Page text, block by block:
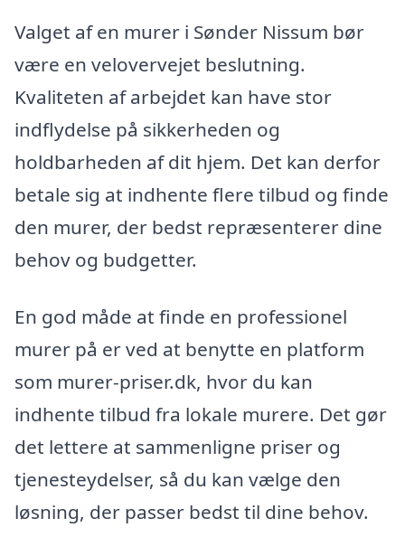
Valget af en murer i Sønder Nissum bør
være en velovervejet beslutning.
Kvaliteten af arbejdet kan have stor
indflydelse på sikkerheden og
holdbarheden af dit hjem. Det kan derfor
betale sig at indhente flere tilbud og finde
den murer, der bedst repræsenterer dine
behov og budgetter.
En god måde at finde en professionel
murer på er ved at benytte en platform
som murer-priser.dk, hvor du kan
indhente tilbud fra lokale murere. Det gør
det lettere at sammenligne priser og
tjenesteydelser, så du kan vælge den
løsning, der passer bedst til dine behov.